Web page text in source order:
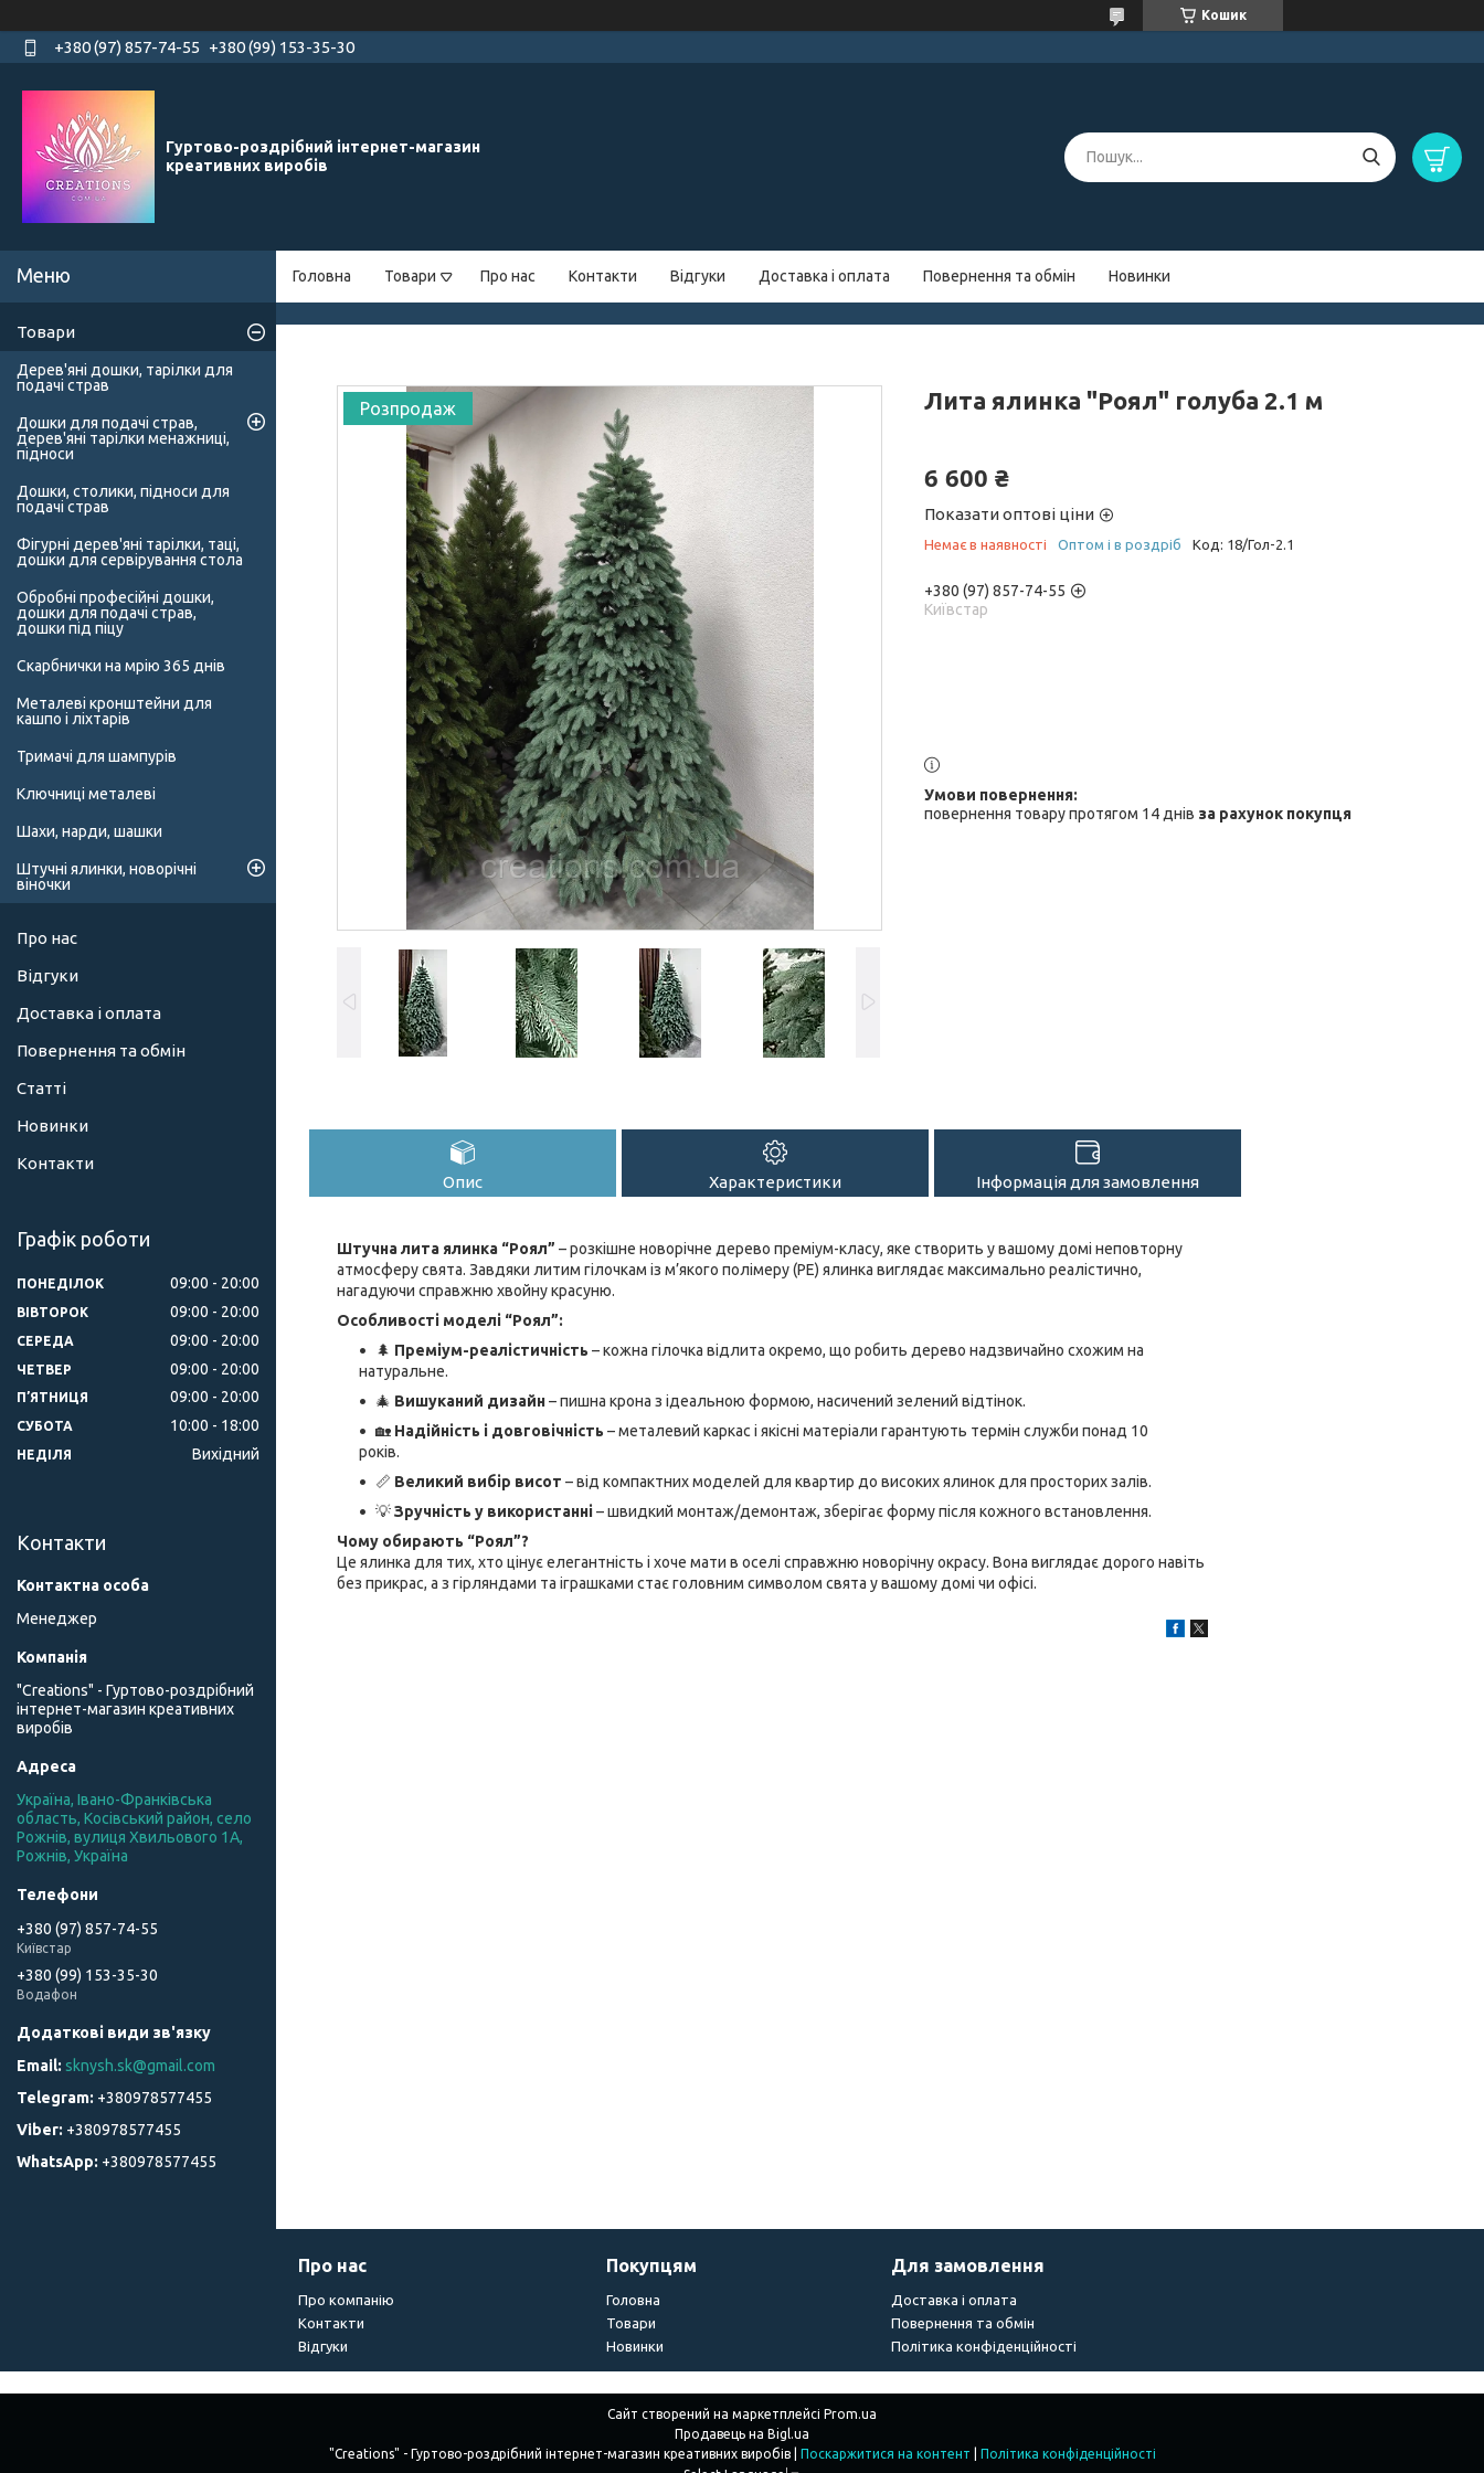
Кошик
+380 (97) 857-74-55 +380 (99) 153-35-30
Гуртово-роздрібний інтернет-магазин
креативних виробів
Головна Товари Про нас Контакти Відгуки Доставка і оплата Повернення та обмін Новинки
Розпродаж Лита ялинка "Роял" голуба 2.1 м
6 600 ₴
Показати оптові ціни
Немає в наявності Оптом і в роздріб Код: 18/Гол-2.1
+380 (97) 857-74-55
Київстар
повернення товару протягом 14 днів за рахунок покупця
Опис Характеристики Інформація для замовлення
Штучна лита ялинка “Роял” – розкішне новорічне дерево преміум-класу, яке створить у вашому домі неповторну
атмосферу свята. Завдяки литим гілочкам із м’якого полімеру (PE) ялинка виглядає максимально реалістично,
нагадуючи справжню хвойну красуню.
Особливості моделі “Роял”:
🌲 Преміум-реалістичність – кожна гілочка відлита окремо, що робить дерево надзвичайно схожим на
натуральне.
🎄 Вишуканий дизайн– пишна крона з ідеальною формою, насичений зелений відтінок.
🏡 Надійність і довговічність – металевий каркас і якісні матеріали гарантують термін служби понад 10
років.
📏 Великий вибір висот – від компактних моделей для квартир до високих ялинок для просторих залів.
💡Зручність у використанні– швидкий монтаж/демонтаж, зберігає форму після кожного встановлення.
Чому обирають “Роял”?
Це ялинка для тих, хто цінує елегантність і хоче мати в оселі справжню новорічну окрасу. Вона виглядає дорого навіть
без прикрас, а з гірляндами та іграшками стає головним символом свята у вашому домі чи офісі.
Товари
Дерев'яні дошки, тарілки для
подачі страв
Дошки для подачі страв,
дерев'яні тарілки менажниці,
підноси
Дошки, столики, підноси для
подачі страв
Фігурні дерев'яні тарілки, таці,
дошки для сервірування стола
Обробні професійні дошки,
дошки для подачі страв,
дошки під піцу
Скарбнички на мрію 365 днів
Металеві кронштейни для
кашпо і ліхтарів
Тримачі для шампурів
Ключниці металеві
Шахи, нарди, шашки
Штучні ялинки, новорічні
віночки
Про нас
Відгуки
Доставка і оплата
Повернення та обмін
Статті
Новинки
Контакти
Графік роботи
ПОНЕДІЛОК 09:00 20:00
ВІВТОРОК 09:00 20:00
СЕРЕДА 09:00 20:00
ЧЕТВЕР 09:00 20:00
ПʼЯТНИЦЯ 09:00 20:00
СУБОТА 10:00 18:00
НЕДІЛЯ Вихідний
Контакти
Менеджер
"Creations" - Гуртово-роздрібний
інтернет-магазин креативних
виробів
Україна, Івано-Франківська
область, Косівський район, село
Рожнів, вулиця Хвильового 1А,
Рожнів, Україна
+380 (97) 857-74-55
Київстар
+380 (99) 153-35-30
Водафон
sknysh.sk@gmail.com
+380978577455
+380978577455
+380978577455
Про нас
Про компанію
Контакти
Відгуки
Покупцям
Головна
Товари
Новинки
Для замовлення
Доставка і оплата
Повернення та обмін
Політика конфіденційності
Сайт створений на маркетплейсі Prom.ua
Продавець на Bigl.ua
Поскаржитися на контент
Політика конфіденційності